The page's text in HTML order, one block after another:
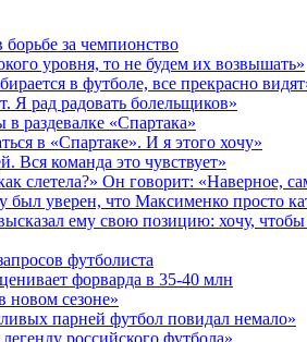
за чемпионство
уровня, то не будем их возвышать»
в футболе, все прекрасно
Я рад радовать болельщиков»
раздевалке «Спартака»
в «Спартаке». И я этого хочу»
Вся команда это чувствует»
слетела?» Он говорит: «Наверное,
уверен, что Максименко просто
ему свою позицию: хочу, чтобы
футболиста
форварда в 35-40 млн
новом сезоне»
парней футбол повидал немало»
российского футбола»